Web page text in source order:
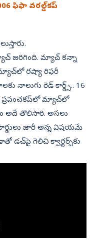
ఫిఫా వరల్డ్‌కప్‌
జరిగింది. మ్యాచ్‌ కన్నా
రష్యా రిఫరీ
నాలుగు రెడ్‌ కార్డ్స్‌.. 16
ప్రపంచకప్‌లో మ్యాచ్‌లో
అదే తొలిసారి. అసలు
జారీ అన్న విషయమే
డచ్‌పై గెలిచి క్వార్టర్స్‌కు